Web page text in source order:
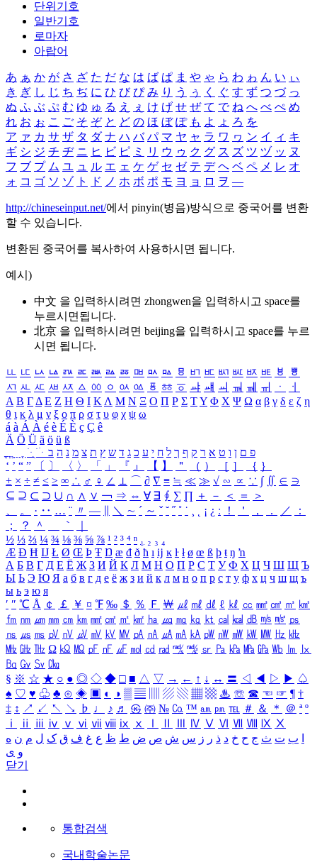
단위기호
일반기호
로마자
아랍어
あ ぁ か が さ ざ た だ な は ば ぱ ま や ゃ ら わ ゎ ん い ぃ
き ぎ し じ ち ぢ に ひ び ぴ み り う ぅ く ぐ す ず つ づ っ
ぬ ふ ぶ ぷ む ゆ ゅ る え ぇ け げ せ ぜ て で ね へ べ ぺ め
れ お ぉ こ ご そ ぞ と ど の ほ ぼ ぽ も よ ょ ろ を
ア ァ カ サ ザ タ ダ ナ ハ バ パ マ ヤ ャ ラ ワ ヮ ン イ ィ キ
ギ シ ジ チ ヂ ニ ヒ ビ ピ ミ リ ウ ゥ ク グ ス ズ ツ ヅ ッ ヌ
フ ブ プ ム ユ ュ ル エ ェ ケ ゲ セ ゼ テ デ ヘ ベ ペ メ レ オ
ォ コ ゴ ソ ゾ ト ド ノ ホ ボ ポ モ ヨ ョ ロ ヲ ―
http://chineseinput.net/에서 pinyin(병음)방식으로 중국어를 변환
할 수 있습니다.
변환된 중국어를 복사하여 사용하시면 됩니다.
예시)
中文 을 입력하시려면 zhongwen을 입력하시고 space를
누르시면됩니다.
北京 을 입력하시려면 beijing을 입력하시고 space를 누르
시면 됩니다.
ㅥ ㅦ ㅧ ㅨ ㅩ ㅪ ㅫ ㅬ ㅭ ㅮ ㅯ ㅰ ㅱ ㅲ ㅳ ㅴ ㅵ ㅶ ㅷ ㅸ
ㅹ
ㅺ ㅻ ㅼ ㅽ ㅾ ㅿ ㆀ ㆁ ㆂ ㆃ ㆄ ㆅ ㆆ ㆇ ㆈ ㆉ ㆊ ㆋ ㆌ ㆍ
ㆎ
Α Β ΓΔ Ε Ζ Η Θ Ι ΚΛ Μ Ν Ξ Ο Π Ρ Σ ΤΥ Φ Χ Ψ Ω α β γ δ ε ζ η
θ ι κ λ μ ν ξ ο π ρ σ τ υ φ χ ψ ω
á à Á À é è É È ç Ç ê
Ä Ö Ü ä ö ü ß
ִֶֹ ֻּ ׁׂ פ ם ן ו ט א ר ק ף ך ל ח י ע כ ג ד ש ץ ת צ מ נ ה ב
‘ ’ “ ” 〔 〕 〈 〉 「 」 『 』 【 】 ＂ （ ） ［ ］ ｛ ｝
± × ÷ ≠ ≤ ≥ ∞ ∴ ♂ ♀ ∠ ⊥ ⌒ ∂ ∇ ≡ ≒ ≪ ≫ √ ∽ ∝ ∵ ∫ ∬ ∈ ∋
⊆ ⊇ ⊂ ⊃ ∪ ∩ ∧ ∨ ￢ ⇒ ⇔ ∀ ∃ ∮ ∑ ∏ ＋ － ＜ ＝
＞
、
。 · ‥ … ¨ 〃 ― ＼ ∼ ´ ～ ˇ ˘ ˝ ˚ ˙ ¸ ¡ ¿ ː ！ ＇ ， ． ／
：
；
？ ＾ ｀
½ ⅓ ⅔ ¼ ¾ ⅛ ⅜ ⅝ ⅞ ¹ ² ³ ⁴ ⁿ ₁ ₂ ₃ ₄
Æ Ð Ħ Ĳ Ł Ø Œ Þ Ŧ Ŋ æ đ ð ħ ı ĳ ĸ ŀ ł ø œ ß þ ŧ ŋ ŉ
А Б В Г Д Е Ё Ж З И Й К Л М Н О П Р С Т У Ф Х Ц Ч Ш Щ Ъ
Ы Ь Э Ю Я а б в г д е ё ж з и й к л м н о п р с т у ф х ц ч ш щ ъ
ы ь э ю я
′ ″ ℃ Å ￠ ￡ ￥ ¤ ℉ ‰ ＄ ％ Ｆ ￦ ㎕ ㎖ ㎗ ℓ ㎘ ㏄ ㎣ ㎤ ㎥ ㎦
㎙ ㎚ ㎛ ㎜ ㎝ ㎞ ㎟ ㎠ ㎡ ㎢ ㏊ ㎍ ㎎ ㎏ ㏏ ㎈ ㎉ ㏈ ㎧ ㎨ ㎰
㎱ ㎲ ㎳ ㎴ ㎵ ㎶ ㎷ ㎸ ㎹ ㎀ ㎁ ㎂ ㎃ ㎄ ㎺ ㎻ ㎽ ㎾ ㎿ ㎐ ㎑
㎒ ㎓ ㎔ Ω ㏀ ㏁ ㎊ ㎋ ㎌ ㏖ ㏅ ㎭ ㎮ ㎯ ㏛ ㎩ ㎪ ㎫ ㎬ ㏝ ㏐
㏓
㏃ ㏉ ㏜ ㏆
§ ※ ☆ ★ ○ ● ◎ ◇ ◆ □ ■ △ ▽ → ← ↑ ↓ ↔ 〓 ◁ ◀ ▷ ▶ ♤
♠ ♡ ♥ ♧ ♣ ⊙ ◈ ▣ ◐ ◑ ▒ ▤ ▨ ▧ ▦ ▩ ♨ ☏ ☎ ☜ ☞ ¶ †
‡ ↕ ↗ ↙ ↖ ↘ ♭ ♩ ♪ ♬ ㉿ ㈜ № ㏇ ™ ㏂ ㏘ ℡ ＃ ＆ ＊ ＠ ª º
ⅰ
ⅱ ⅲ ⅳ ⅴ ⅵ ⅶ ⅷ ⅸ ⅹ Ⅳ Ⅴ Ⅵ Ⅶ Ⅷ Ⅸ Ⅹ
ب ت ث ج ح خ د ذ ر ز س ش ص ض ط ظ ع غ ف ق ک ل م ن ه
و ی
닫기
통합검색
국내학술논문